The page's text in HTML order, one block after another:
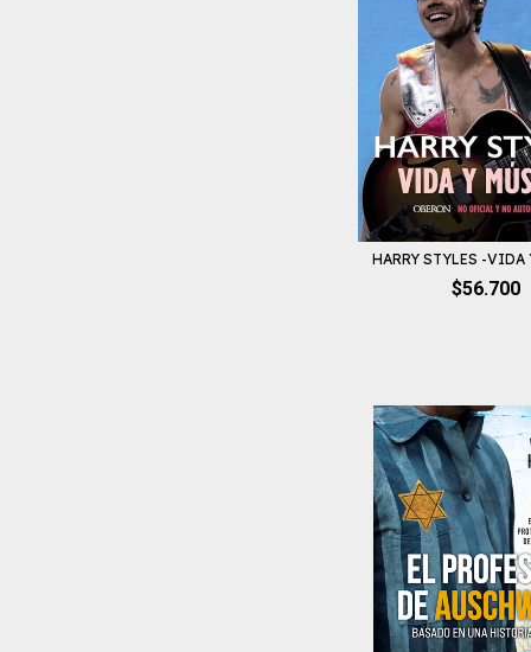
HARRY STYLES -VIDA
$56.700